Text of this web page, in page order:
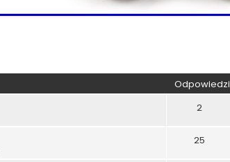
Odpowiedzi
2
25